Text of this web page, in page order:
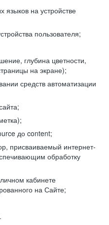
языков на устройстве
пользователя;
глубина цветности,
на экране);
средств автоматизации
до content;
присваиваемый интернет-
обработку
кабинете
на Сайте;